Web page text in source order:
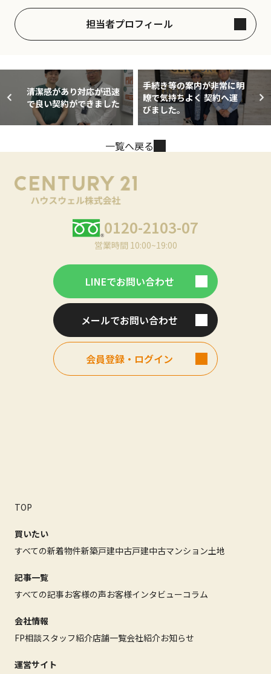
担当者プロフィール
清潔感があり対応が迅速
で良い契約ができました
手続き等の案内が非常に明
瞭で気持ちよく 契約へ運
びました。
一覧へ戻る
0120-2103-07
営業時間 10:00~19:00
LINEでお問い合わせ
メールでお問い合わせ
会員登録・ログイン
TOP
買いたい
すべての新着物件新築戸建中古戸建中古マンション土地
記事一覧
すべての記事お客様の声お客様インタビューコラム
会社情報
FP相談スタッフ紹介店舗一覧会社紹介お知らせ
運営サイト